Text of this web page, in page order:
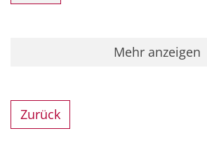
Mehr anzeigen
Zurück